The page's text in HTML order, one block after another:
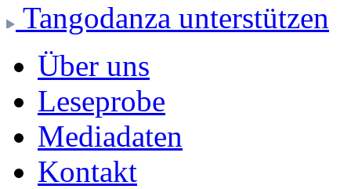
Tangodanza unterstützen
Über uns
Leseprobe
Mediadaten
Kontakt